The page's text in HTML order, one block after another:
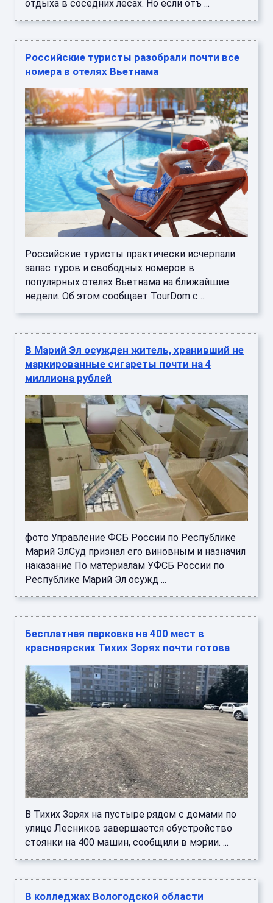
отдыха в соседних лесах. Но если отъ ...
Российские туристы разобрали почти все
номера в отелях Вьетнама
Российские туристы практически исчерпали
запас туров и свободных номеров в
популярных отелях Вьетнама на ближайшие
недели. Об этом сообщает TourDom с ...
В Марий Эл осужден житель, хранивший не
маркированные сигареты почти на 4
миллиона рублей
фото Управление ФСБ России по Республике
Марий ЭлСуд признал его виновным и назначил
наказание По материалам УФСБ России по
Республике Марий Эл осужд ...
Бесплатная парковка на 400 мест в
красноярских Тихих Зорях почти готова
В Тихих Зорях на пустыре рядом с домами по
улице Лесников завершается обустройство
стоянки на 400 машин, сообщили в мэрии. ...
В колледжах Вологодской области